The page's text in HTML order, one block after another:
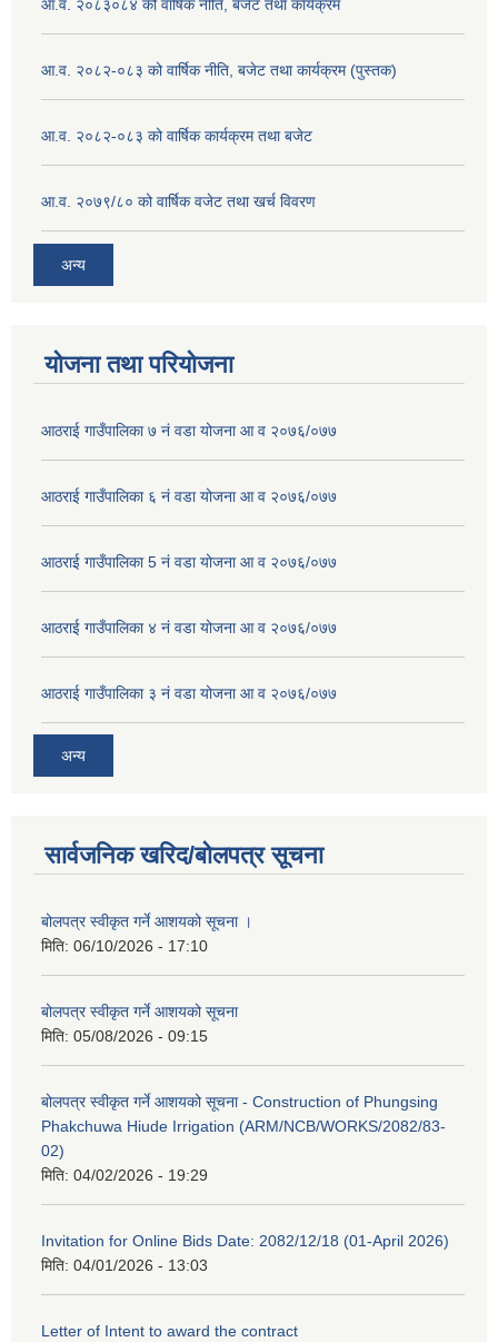
आ.व. २०८३०८४ को वार्षिक नीति, बजेट तथा कार्यक्रम
आ.व. २०८२-०८३ को वार्षिक नीति, बजेट तथा कार्यक्रम (पुस्तक)
आ.व. २०८२-०८३ को वार्षिक कार्यक्रम तथा बजेट
आ.व. २०७९/८० को वार्षिक वजेट तथा खर्च विवरण
अन्य
योजना तथा परियोजना
आठराई गाउँपालिका ७ नं वडा योजना आ व २०७६/०७७
आठराई गाउँपालिका ६ नं वडा योजना आ व २०७६/०७७
आठराई गाउँपालिका 5 नं वडा योजना आ व २०७६/०७७
आठराई गाउँपालिका ४ नं वडा योजना आ व २०७६/०७७
आठराई गाउँपालिका ३ नं वडा योजना आ व २०७६/०७७
अन्य
सार्वजनिक खरिद/बोलपत्र सूचना
बोलपत्र स्वीकृत गर्ने आशयको सूचना ।
मिति: 06/10/2026 - 17:10
बोलपत्र स्वीकृत गर्ने आशयको सूचना
मिति: 05/08/2026 - 09:15
बोलपत्र स्वीकृत गर्ने आशयको सूचना - Construction of Phungsing
Phakchuwa Hiude Irrigation (ARM/NCB/WORKS/2082/83-
02)
मिति: 04/02/2026 - 19:29
Invitation for Online Bids Date: 2082/12/18 (01-April 2026)
मिति: 04/01/2026 - 13:03
Letter of Intent to award the contract